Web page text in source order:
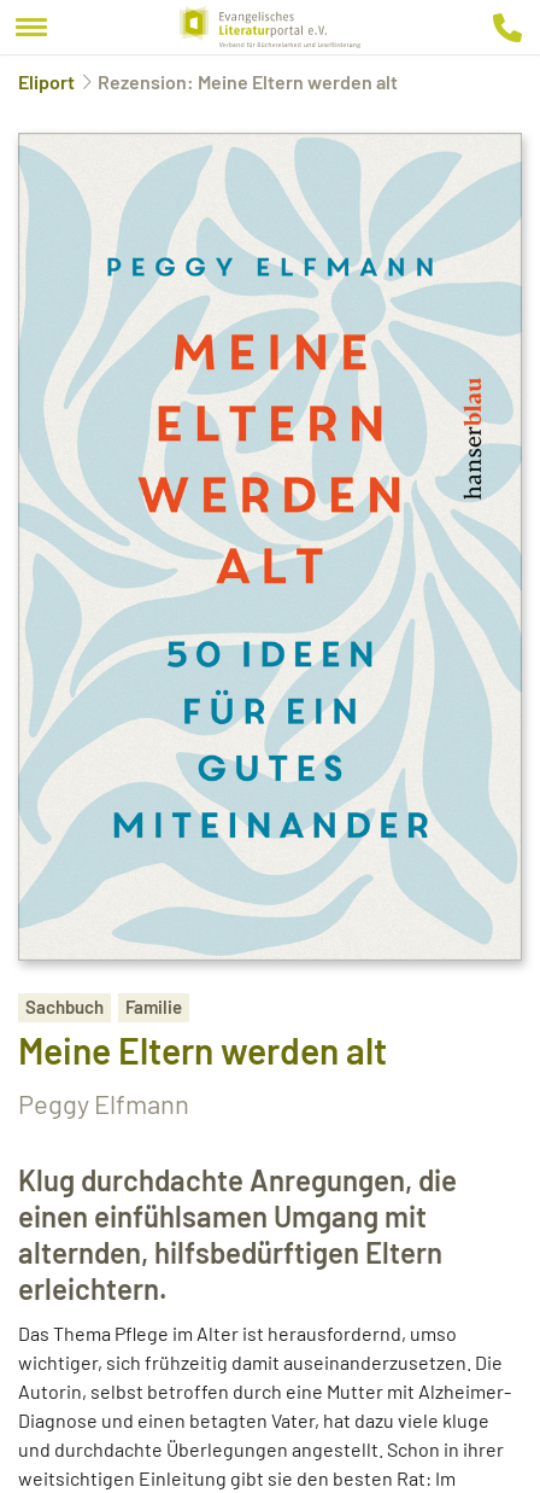
Eliport Rezension: Meine Eltern werden alt
Sachbuch Familie
Meine Eltern werden alt
Peggy Elfmann
Klug durchdachte Anregungen, die
einen einfühlsamen Umgang mit
alternden, hilfsbedürftigen Eltern
erleichtern.
Das Thema Pflege im Alter ist herausfordernd, umso
wichtiger, sich frühzeitig damit auseinanderzusetzen. Die
Autorin, selbst betroffen durch eine Mutter mit Alzheimer-
Diagnose und einen betagten Vater, hat dazu viele kluge
und durchdachte Überlegungen angestellt. Schon in ihrer
weitsichtigen Einleitung gibt sie den besten Rat: Im